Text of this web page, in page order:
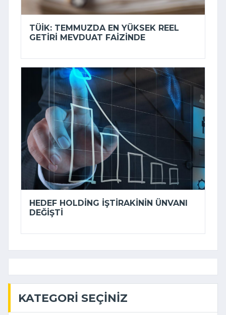
TÜİK: TEMMUZDA EN YÜKSEK REEL
GETIRI MEVDUAT FAIZINDE
HEDEF HOLDING IŞTIRAKININ ÜNVANI
DEĞIŞTI
KATEGORI SEÇINIZ